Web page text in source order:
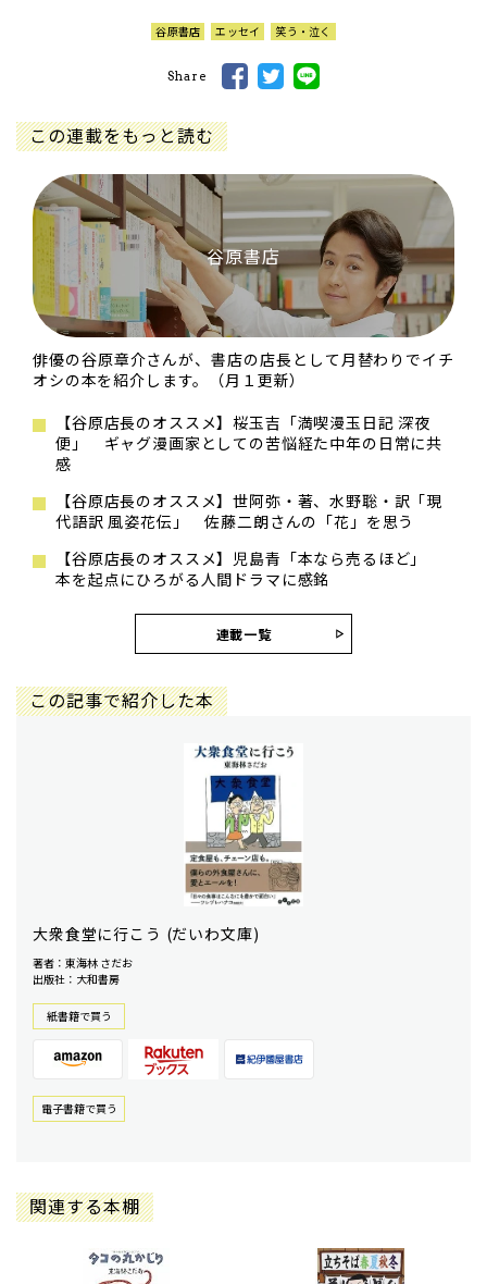
谷原書店 エッセイ 笑う・泣く
Share
この連載をもっと読む
谷原書店
俳優の谷原章介さんが、書店の店長として月替わりでイチ
オシの本を紹介します。（月１更新）
【谷原店長のオススメ】桜玉吉「満喫漫玉日記 深夜
便」 ギャグ漫画家としての苦悩経た中年の日常に共
感
【谷原店長のオススメ】世阿弥・著、水野聡・訳「現
代語訳 風姿花伝」 佐藤二朗さんの「花」を思う
【谷原店長のオススメ】児島青「本なら売るほど」
本を起点にひろがる人間ドラマに感銘
連載一覧
この記事で紹介した本
大衆食堂に行こう (だいわ文庫)
著者：東海林 さだお
出版社：大和書房
紙書籍で買う
電⼦書籍で買う
関連する本棚